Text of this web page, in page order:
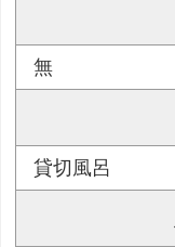
無
貸切風呂